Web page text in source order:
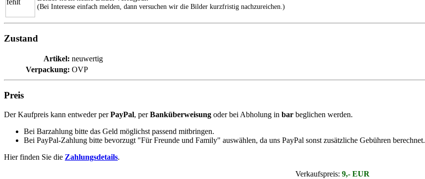
(Bei Interesse einfach melden, dann versuchen wir die Bilder kurzfristig nachzureichen.)
Zustand
Artikel: neuwertig
Verpackung: OVP
Preis
Der Kaufpreis kann entweder perPayPal, perBanküberweisung oder bei Abholung in bar beglichen werden.
Bei Barzahlung bitte das Geld möglichst passend mitbringen.
Bei PayPal-Zahlung bitte bevorzugt "Für Freunde und Family" auswählen, da uns PayPal sonst zusätzliche Gebühren berechnet.
Hier finden Sie die Zahlungsdetails.
Verkaufspreis: 9,- EUR